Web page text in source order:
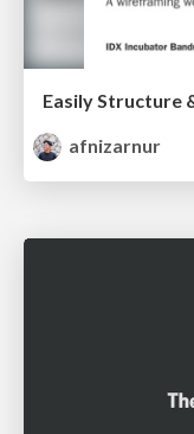
afnizarnur